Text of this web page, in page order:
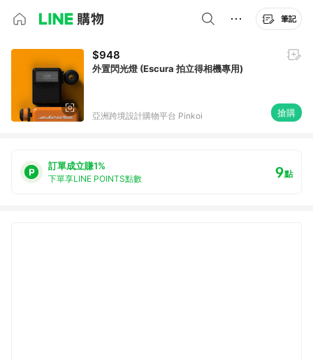
筆記
$948
外置閃光燈 (Escura 拍立得相機專用)
亞洲跨境設計購物平台 Pinkoi 搶購
訂單成立賺1%
下單享LINE POINTS點數 9點